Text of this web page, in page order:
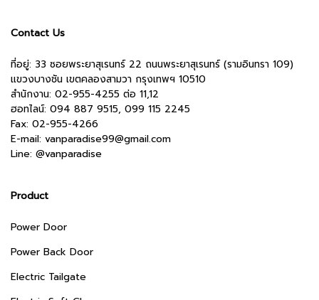
Contact Us
ที่อยู่: 33 ซอยพระยาสุเรนทร์ 22 ถนนพระยาสุเรนทร์ (รามอินทรา 109)
แขวงบางชัน เขตคลองสามวา กรุงเทพฯ 10510
สำนักงาน: 02-955-4255 ต่อ 11,12
ฮอทไลน์: 094 887 9515, 099 115 2245
Fax: 02-955-4266
E-mail: vanparadise99@gmail.com
Line: @vanparadise
Product
Power Door
Power Back Door
Electric Tailgate